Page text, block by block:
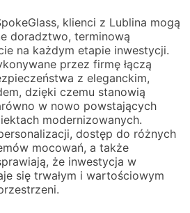
klienci z Lublina mogą
doradztwo, terminową
na każdym etapie inwestycji.
przez firmę łączą
z eleganckim,
dzięki czemu stanowią
w nowo powstających
modernizowanych.
dostęp do różnych
mocowań, a także
że inwestycja w
się trwałym i wartościowym